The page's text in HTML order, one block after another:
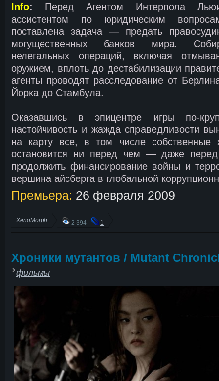
Info: Перед Агентом Интерпола
ассистентом по юридическим
поставлена задача — предать
могущественных банков мира.
нелегальных операций, включая
оружием, вплоть до дестабилизации
агенты проводят расследование от
Йорка до Стамбула.
Оказавшись в эпицентре игры по-
настойчивость и жажда справедливости
на карту все, в том числе собственные
остановится ни перед чем — даже
продолжить финансирование войны и
вершина айсберга в глобальной
Премьера: 26 февраля 2009
XenoMorph 2 394 1
Хроники мутантов / Mutant
фильмы